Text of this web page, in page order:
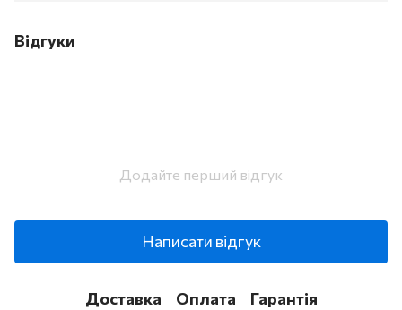
Відгуки
Додайте перший відгук
Написати відгук
Доставка Оплата Гарантія